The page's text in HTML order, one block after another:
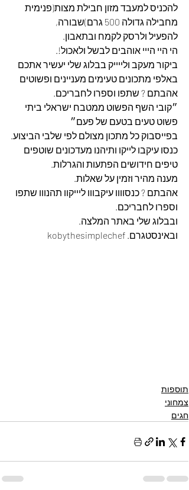
להכניס למעבד מזון חבילת מצות(פנימית
מחבילה גדולה 500 גרם)שבורה,
להפעיל ולרסק לקמח ובתאבון.
הי היי הייי אוהבים לבשל ולאכול!.
ביקור מעקב ולייייק בבלוג שלי יעשיר אתכם
באלפי מתכונים טעימים מעניינים ופשוטים
אהבתם ? שתפו וספרו לחבריכם.
״קובי השף הפשוט ממטבח ישראלי ביתי
פשוט טעים בטעם של פעם״
בפייסבוק כל מתכון מצולם לפי שלבי הביצוע.
כנסו עיקבו לייקו ותיהנו מעדכונים שוטפים
טיפים חידושים הפתעות והגרלות.
מענה מהיר וזמין על שאלות.
אהבתם ? כנסוווו עיקבווו ליייקוו תהנווו שתפו
וספרו לחבריכם.
ובבלוג שלי באתר המלצה.
ובאינסטגרם. kobythesimplechef
תוספות
צמחוני
חגים